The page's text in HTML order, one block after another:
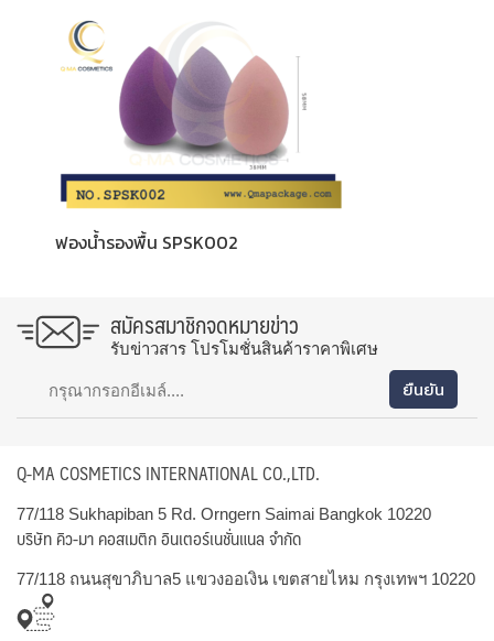
ฟองน้ำรองพื้น SPSK002
สมัครสมาชิกจดหมายข่าว
รับข่าวสาร โปรโมชั่นสินค้าราคาพิเศษ
Q-MA COSMETICS INTERNATIONAL CO.,LTD.
77/118 Sukhapiban 5 Rd. Orngern Saimai Bangkok 10220
บริษัท คิว-มา คอสเมติก อินเตอร์เนชั่นแนล จำกัด
77/118 ถนนสุขาภิบาล5 แขวงออเงิน เขตสายไหม กรุงเทพฯ 10220